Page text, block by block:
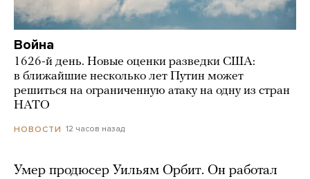
Война
1626-й день. Новые оценки разведки США:
в ближайшие несколько лет Путин может
решиться на ограниченную атаку на одну из стран
НАТО
НОВОСТИ 12 часов назад
Умер продюсер Уильям Орбит. Он работал